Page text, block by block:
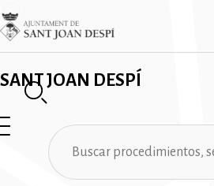
Pasar
al
contenido
SANT JOAN DESPÍ
Imatge
✕
Buscar